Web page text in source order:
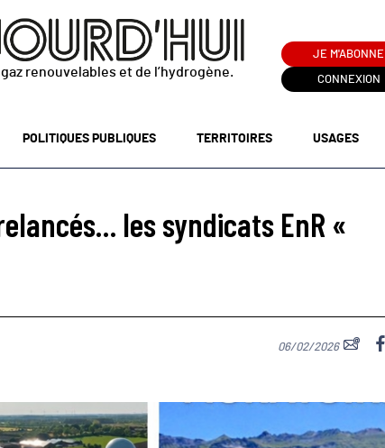
renouvelables et de l’hydrogène.
JE M'ABONNE
CONNEXION
POLITIQUES PUBLIQUES TERRITOIRES USAGES
les syndicats EnR «
06/02/2026